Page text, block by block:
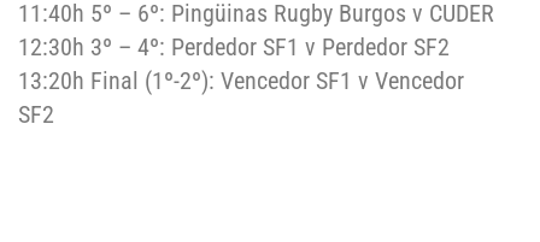
11:40h 5º – 6º: Pingüinas Rugby Burgos v CUDER
12:30h 3º – 4º: Perdedor SF1 v Perdedor SF2
13:20h Final (1º-2º): Vencedor SF1 v Vencedor
SF2